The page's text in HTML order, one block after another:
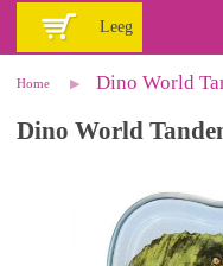
Leeg
Home Dino World
Dino World